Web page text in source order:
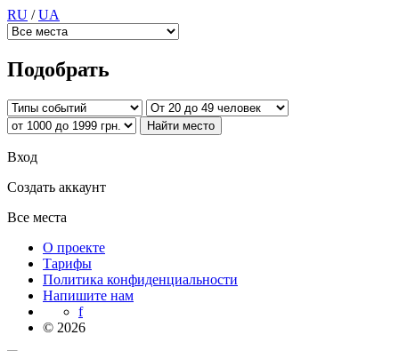
RU /UA
Подобрать
Вход
Создать аккаунт
Все места
О проекте
Тарифы
Политика конфиденциальности
Напишите нам
f
© 2026